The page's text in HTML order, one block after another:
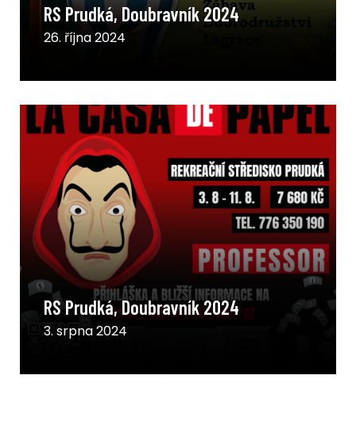
RS Prudká, Doubravník 2024
26. října 2024
RS Prudká, Doubravník 2024
3. srpna 2024